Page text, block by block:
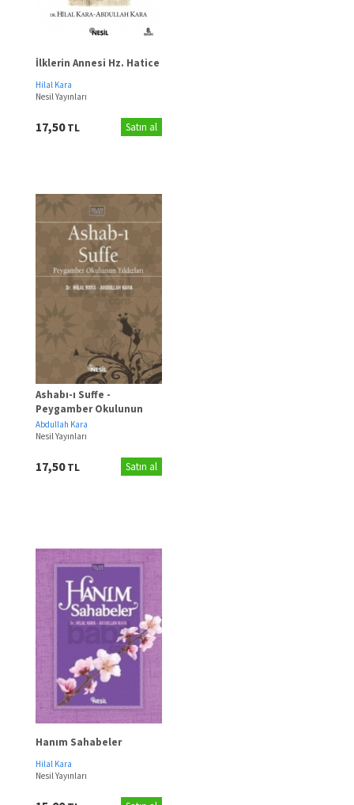
İlklerin Annesi Hz. Hatice
Hilal Kara
Nesil Yayınları
17,50TL Satın al
Ashabı-ı Suffe -
Peygamber Okulunun
Yıldızları
Abdullah Kara
Nesil Yayınları
17,50TL Satın al
Hanım Sahabeler
Hilal Kara
Nesil Yayınları